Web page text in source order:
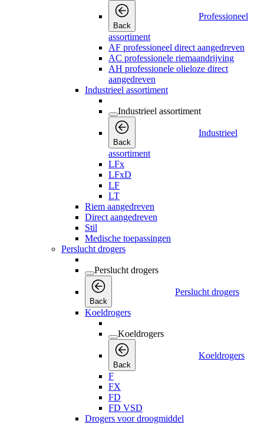
Back
Professioneel
assortiment
AF professioneel direct aangedreven
AC professionele riemaandrijving
AH professionele olieloze direct
aangedreven
Industrieel assortiment
Industrieel assortiment
Back
Industrieel
assortiment
LFx
LFxD
LF
LT
Riem aangedreven
Direct aangedreven
Stil
Medische toepassingen
Perslucht drogers
Perslucht drogers
Back
Perslucht drogers
Koeldrogers
Koeldrogers
Back
Koeldrogers
F
FX
FD
FD VSD
Drogers voor droogmiddel